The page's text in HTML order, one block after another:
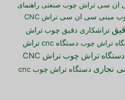
ان سی تراش چوب صنعتی راهنمای
مینی سی ان سی
تراش CNC
تراشکاری دقیق چوب تراش
تراش چوب
دستگاه cnc تراش
دستگاه تراش چوب
تراش CNC
نجاری دستگاه تراش چوب cnc